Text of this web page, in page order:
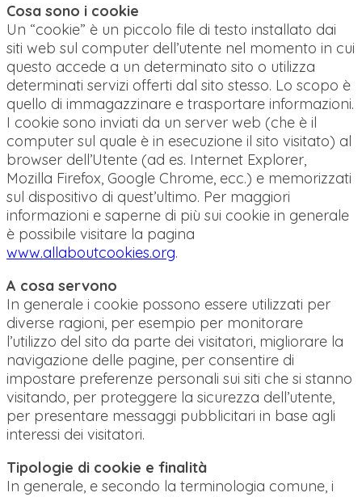
Cosa sono i cookie
Un “cookie” è un piccolo file di testo installato dai
siti web sul computer dell’utente nel momento in cui
questo accede a un determinato sito o utilizza
determinati servizi offerti dal sito stesso. Lo scopo è
quello di immagazzinare e trasportare informazioni.
I cookie sono inviati da un server web (che è il
computer sul quale è in esecuzione il sito visitato) al
browser dell’Utente (ad es. Internet Explorer,
Mozilla Firefox, Google Chrome, ecc.) e memorizzati
sul dispositivo di quest’ultimo. Per maggiori
informazioni e saperne di più sui cookie in generale
è possibile visitare la pagina
www.allaboutcookies.org.
A cosa servono
In generale i cookie possono essere utilizzati per
diverse ragioni, per esempio per monitorare
l’utilizzo del sito da parte dei visitatori, migliorare la
navigazione delle pagine, per consentire di
impostare preferenze personali sui siti che si stanno
visitando, per proteggere la sicurezza dell’utente,
per presentare messaggi pubblicitari in base agli
interessi dei visitatori.
Tipologie di cookie e finalità
In generale, e secondo la terminologia comune, i